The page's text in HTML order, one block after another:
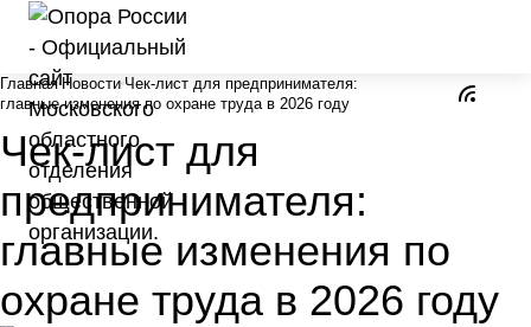
Главная Новости Чек-лист для предпринимателя:
главные изменения по охране труда в 2026 году
Чек-лист для
предпринимателя:
главные изменения по
охране труда в 2026 году